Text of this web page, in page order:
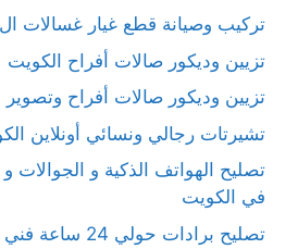
تركيب وصيانة قطع غيار غسالات
تزيين وديكور صالات أفراح الكويت
تزيين وديكور صالات أفراح وتصوير
تشيرتات رجالي ونسائي أونلاين
تصليح الهواتف الذكية و الجوالات و
في الكويت
تصليح برادات